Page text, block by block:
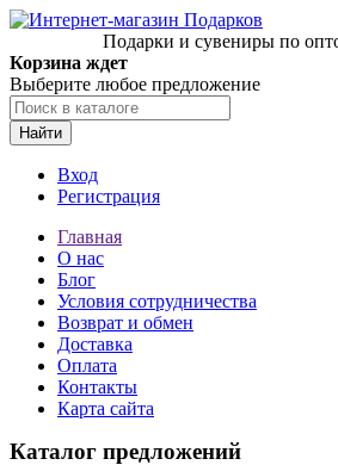
Подарки и сувениры по
Корзина ждет
Выберите любое предложение
Найти
Вход
Регистрация
Главная
О нас
Блог
Условия сотрудничества
Возврат и обмен
Доставка
Оплата
Контакты
Карта сайта
Каталог предложений